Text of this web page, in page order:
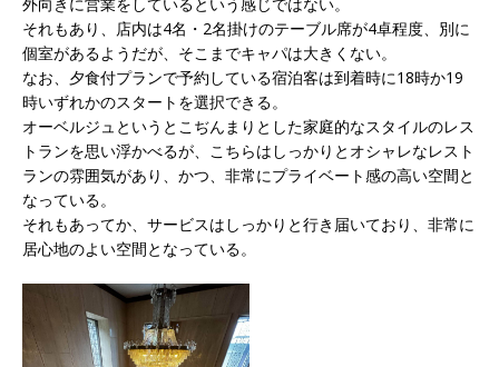
それもあり、店内は4名・2名掛けのテーブル席が4卓程度、別に
個室があるようだが、そこまでキャパは大きくない。
なお、夕食付プランで予約している宿泊客は到着時に18時か19
時いずれかのスタートを選択できる。
オーベルジュというとこぢんまりとした家庭的なスタイルのレス
トランを思い浮かべるが、こちらはしっかりとオシャレなレスト
ランの雰囲気があり、かつ、非常にプライベート感の高い空間と
なっている。
それもあってか、サービスはしっかりと行き届いており、非常に
居心地のよい空間となっている。